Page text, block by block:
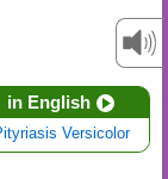
in English
Versicolor